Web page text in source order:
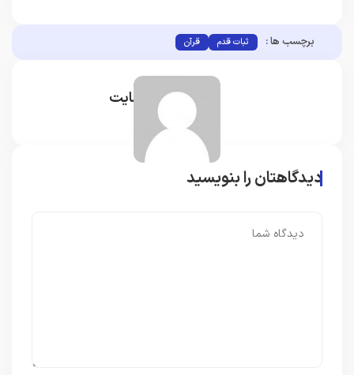
برچسب ها : ثبات قدم قرآن
مدیر سایت
دیدگاهتان را بنویسید